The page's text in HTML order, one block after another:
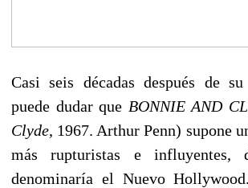
Casi seis décadas después de
puede dudar que BONNIE AND
Clyde, 1967. Arthur Penn) supone
más rupturistas e
denominaría el Nuevo